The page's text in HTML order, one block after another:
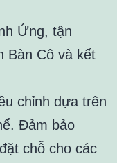
Ứng, tận
Bàn Cô và kết
chỉnh dựa trên
Đảm bảo
chỗ cho các